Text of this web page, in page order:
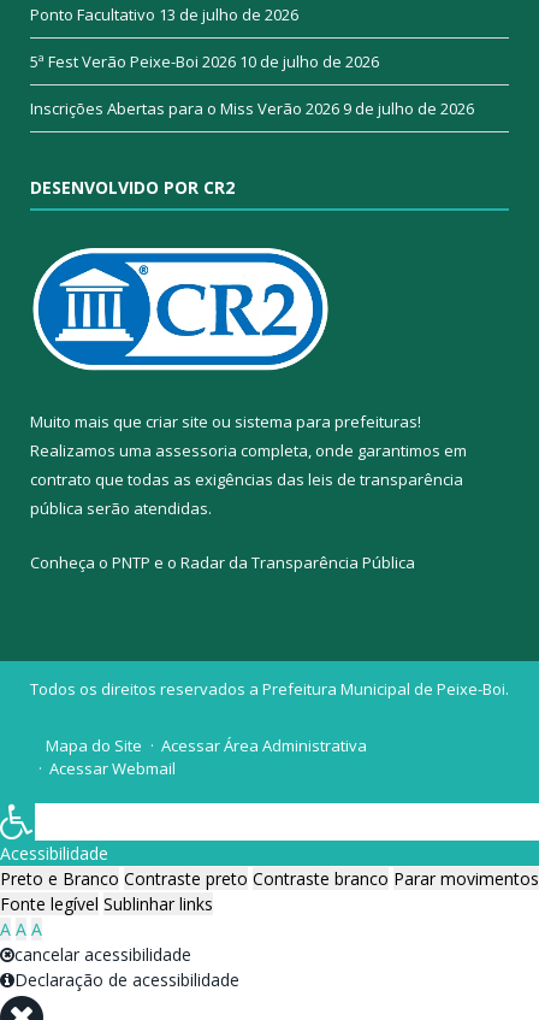
Ponto Facultativo 13 de julho de 2026
5ª Fest Verão Peixe-Boi 2026 10 de julho de 2026
Inscrições Abertas para o Miss Verão 20269 de julho de 2026
DESENVOLVIDO POR CR2
Muito mais que criar site ou sistema para prefeituras!
Realizamos uma assessoria completa, onde garantimos em
contrato que todas as exigências das leis de transparência
pública serão atendidas.
Conheça o PNTP e o Radar da Transparência Pública
Todos os direitos reservados a Prefeitura Municipal de Peixe-Boi.
Mapa do Site
Acessar Área Administrativa
Acessar Webmail
Acessibilidade
Preto e Branco Contraste preto Contraste branco Parar movimentos
Fonte legível Sublinhar links
A A A
cancelar acessibilidade
Declaração de acessibilidade